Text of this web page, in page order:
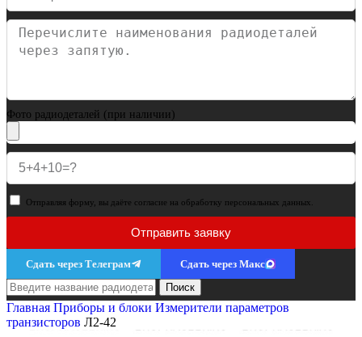
Фото радиодеталей (при наличии)
Отправляя форму, вы даёте согласие на обработку персональных данных.
Отправить заявку
Сдать через Телеграм
Сдать через Макс
Поиск
Главная Приборы и блоки Измерители параметров
транзисторов Л2-42